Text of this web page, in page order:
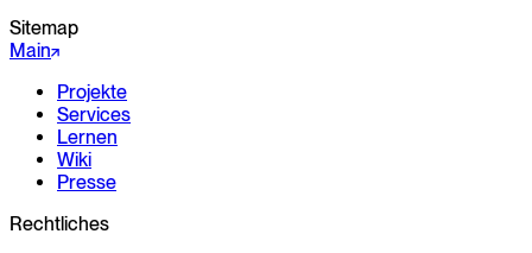
Sitemap
Main
Projekte
Services
Lernen
Wiki
Presse
Rechtliches